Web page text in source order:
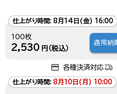
仕上がり時間: 8月14日(金) 16:00
100枚
2,530 円（税込）
通常納
各種決済対応
仕上がり時間: 8月10日(月) 10:00